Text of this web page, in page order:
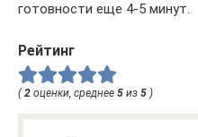
готовности еще 4-5 минут.
Рейтинг
( 2 оценки, среднее 5 из 5 )